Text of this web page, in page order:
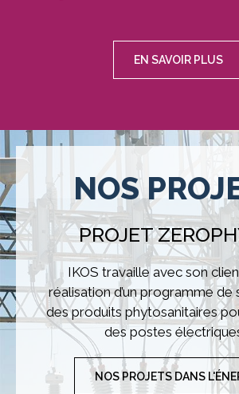
EN SAVOIR PLUS
Image
NOS
PROJET
IKOS travaille avec son
réalisation d’un programme de
des produits phytosanitaires
des postes
NOS PROJETS DANS